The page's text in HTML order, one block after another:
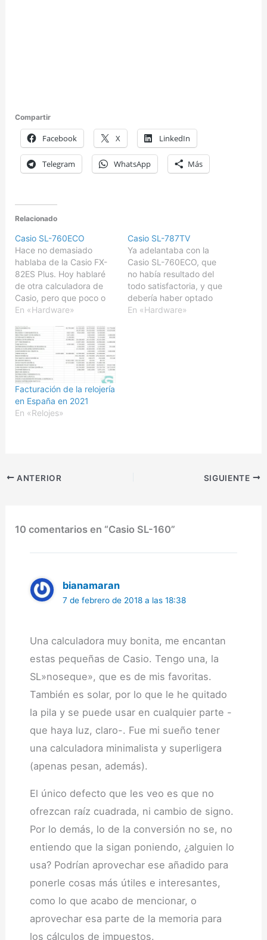
Compartir
Facebook X LinkedIn
Telegram WhatsApp Más
Relacionado
Casio SL-760ECO
Hace no demasiado
hablaba de la Casio FX-
82ES Plus. Hoy hablaré
de otra calculadora de
Casio, pero que poco o
nada tiene que ver con
760ECO, es una
calculadora extra-plana
del tamaño de una tarjeta
de crédito, y
aproximadamente el
doble de grosor de una
de éstas…
En «Hardware»
Casio SL-787TV
Ya adelantaba con la
Casio SL-760ECO, que
no había resultado del
todo satisfactoria, y que
debería haber optado
directamente por la Casio
En «Hardware»
Facturación de la relojería
en España en 2021
En «Relojes»
ANTERIOR SIGUIENTE
10 comentarios en “Casio SL-160”
bianamaran
7 de febrero de 2018 a las 18:38
Una calculadora muy bonita, me encantan
estas pequeñas de Casio. Tengo una, la
SL»noseque», que es de mis favoritas.
También es solar, por lo que le he quitado
la pila y se puede usar en cualquier parte -
que haya luz, claro-. Fue mi sueño tener
una calculadora minimalista y superligera
(apenas pesan, además).
El único defecto que les veo es que no
ofrezcan raíz cuadrada, ni cambio de signo.
Por lo demás, lo de la conversión no se, no
entiendo que la sigan poniendo, ¿alguien lo
usa? Podrían aprovechar ese añadido para
ponerle cosas más útiles e interesantes,
como lo que acabo de mencionar, o
aprovechar esa parte de la memoria para
los cálculos de impuestos.